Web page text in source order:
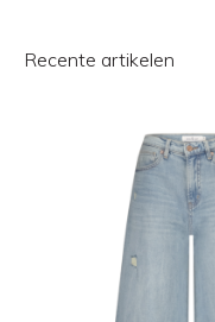
Recente artikelen